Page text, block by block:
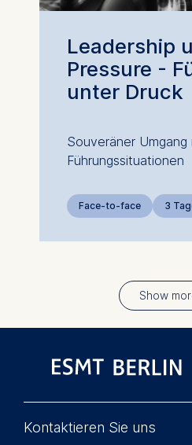
Leadership
Pressure -
unter Druck
Souveräner Umgang
Führungssituationen
Face-to-face 3
Show
Kontaktieren Sie uns